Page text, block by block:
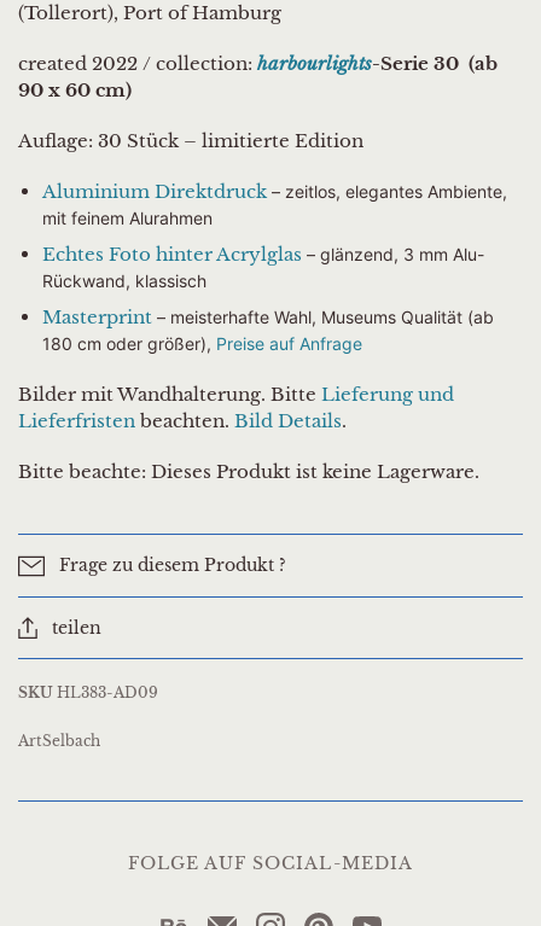
(Tollerort), Port of Hamburg
created 2022 / collection: harbourlights-Serie 30 (ab
90 x 60 cm)
Auflage: 30 Stück– limitierte Edition
Aluminium Direktdruck– zeitlos, elegantes Ambiente,
mit feinem Alurahmen
Echtes Foto hinter Acrylglas – glänzend, 3 mm Alu-
Rückwand, klassisch
Masterprint – meisterhafte Wahl, Museums Qualität (ab
180 cm oder größer), Preise auf Anfrage
Bilder mit Wandhalterung. Bitte Lieferung und
Lieferfristen beachten. Bild Details.
Bitte beachte: Dieses Produkt ist keine Lagerware.
Frage zu diesem Produkt ?
teilen
SKU HL383-AD09
ArtSelbach
FOLGE AUF SOCIAL-MEDIA